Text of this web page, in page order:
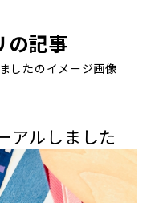
の記事
アルしました